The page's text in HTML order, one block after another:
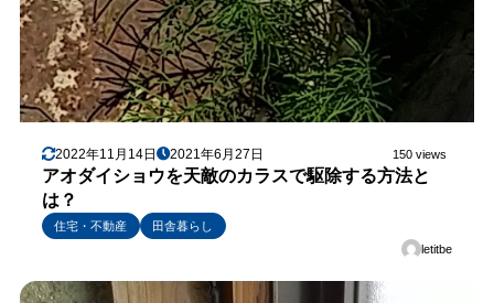
2022年11月14日 2021年6月27日 150 views
アオダイショウを天敵のカラスで駆除する方法と
は？
住宅・不動産
田舎暮らし
letitbe